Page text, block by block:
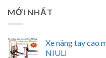
MỚI NHẤT
Xe nâng tay cao
NIULI